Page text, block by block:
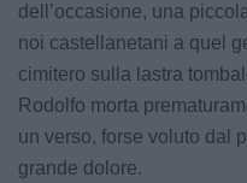
dell’occasione, una
noi castellanetani a quel
cimitero sulla lastra
Rodolfo morta
un verso, forse voluto dal
grande dolore.